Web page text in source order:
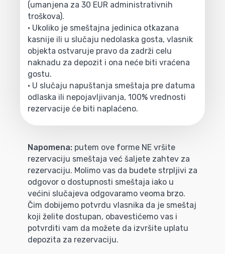
(umanjena za 30 EUR administrativnih
troškova).
• Ukoliko je smeštajna jedinica otkazana
kasnije ili u slučaju nedolaska gosta, vlasnik
objekta ostvaruje pravo da zadrži celu
naknadu za depozit i ona neće biti vraćena
gostu.
• U slučaju napuštanja smeštaja pre datuma
odlaska ili nepojavljivanja, 100% vrednosti
rezervacije će biti naplaćeno.
Napomena: putem ove forme NE vršite
rezervaciju smeštaja već šaljete zahtev za
rezervaciju. Molimo vas da budete strpljivi za
odgovor o dostupnosti smeštaja iako u
većini slučajeva odgovaramo veoma brzo.
Čim dobijemo potvrdu vlasnika da je smeštaj
koji želite dostupan, obavestićemo vas i
potvrditi vam da možete da izvršite uplatu
depozita za rezervaciju.